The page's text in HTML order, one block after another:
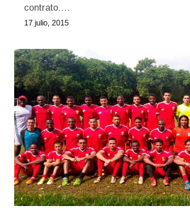
contrato.…
17 julio, 2015